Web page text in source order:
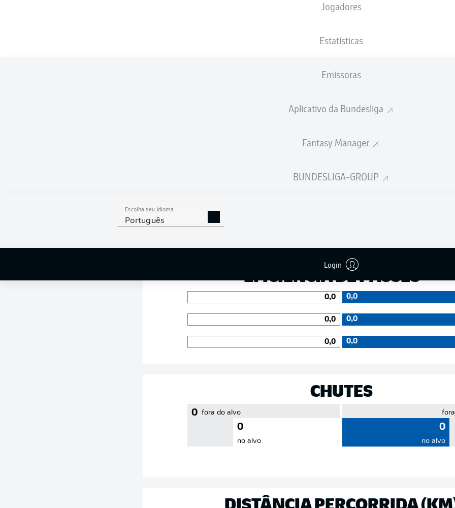
Jogadores
Estatísticas
Emissoras
Aplicativo da Bundesliga
Fantasy Manager
BUNDESLIGA-GROUP
Escolha seu idioma
Português
Login
XGOLS
EFICIÊNCIA DE PASSES
0,0 0,0
0,0 0,0
0,0 0,0
CHUTES
0 fora do alvo
0
no alvo
0
no alvo
DISTÂNCIA PERCORRIDA